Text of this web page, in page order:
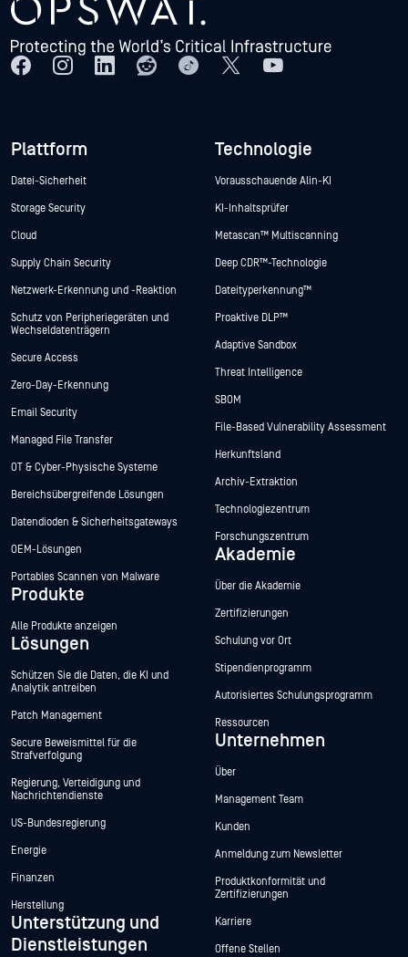
Plattform
Datei-Sicherheit
Storage Security
Cloud
Supply Chain Security
Netzwerk-Erkennung und -Reaktion
Schutz von Peripheriegeräten und
Wechseldatenträgern
Secure Access
Zero-Day-Erkennung
Email Security
Managed File Transfer
OT & Cyber-Physische Systeme
Bereichsübergreifende Lösungen
Datendioden & Sicherheitsgateways
OEM-Lösungen
Portables Scannen von Malware
Produkte
Alle Produkte anzeigen
Lösungen
Schützen Sie die Daten, die KI und
Analytik antreiben
Patch Management
Secure Beweismittel für die
Strafverfolgung
Regierung, Verteidigung und
Nachrichtendienste
US-Bundesregierung
Energie
Finanzen
Herstellung
Unterstützung und
Dienstleistungen
Technologie
Vorausschauende Alin-KI
KI-Inhaltsprüfer
Metascan™ Multiscanning
Deep CDR™-Technologie
Dateityperkennung™
Proaktive DLP™
Adaptive Sandbox
Threat Intelligence
SBOM
File-Based Vulnerability Assessment
Herkunftsland
Archiv-Extraktion
Technologiezentrum
Forschungszentrum
Akademie
Über die Akademie
Zertifizierungen
Schulung vor Ort
Stipendienprogramm
Autorisiertes Schulungsprogramm
Ressourcen
Unternehmen
Über
Management Team
Kunden
Anmeldung zum Newsletter
Produktkonformität und
Zertifizierungen
Karriere
Offene Stellen